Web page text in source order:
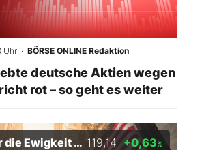
Uhr · BÖRSE ONLINE Redaktion
deutsche Aktien wegen
rot – so geht es weiter
Ewigkeit Index 119,14 +0,63%